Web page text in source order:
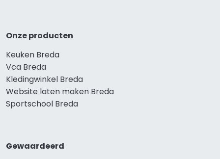
Onze producten
Keuken Breda
Vca Breda
Kledingwinkel Breda
Website laten maken Breda
Sportschool Breda
Gewaardeerd